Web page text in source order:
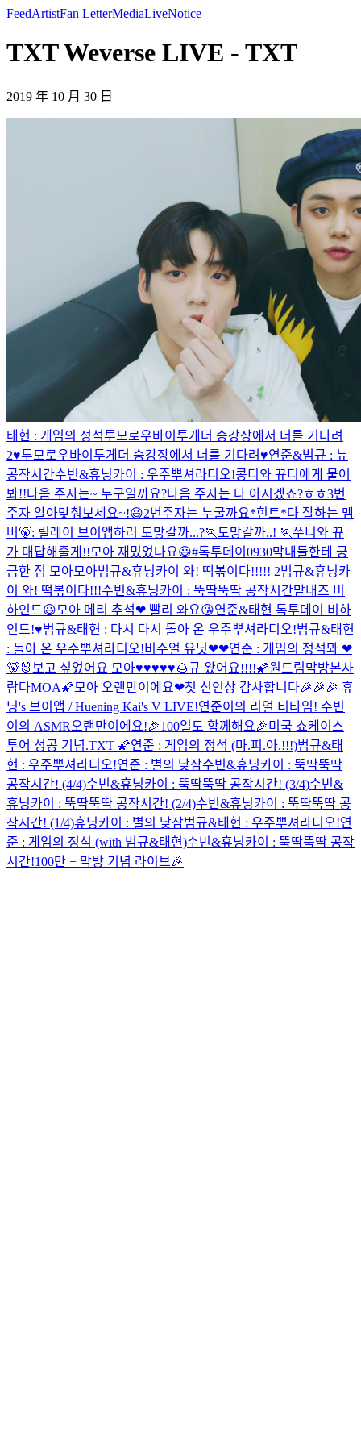
FeedArtistFan LetterMediaLiveNotice
TXT Weverse LIVE - TXT
2019 年 10 月 30 日
태현 : 게임의 정석투모로우바이투게더 승강장에서 너를 기다려
2♥투모로우바이투게더 승강장에서 너를 기다려♥연준&범규 : 뉴
공작시간수빈&휴닝카이 : 우주뿌셔라디오!콩디와 뀨디에게 물어
봐!!다음 주자는~ 누구일까요?다음 주자는 다 아시겠죠?ㅎㅎ3번
주자 알아맞춰보세요~!😃2번주자는 누굴까요*힌트*다 잘하는 멤
버 🐻: 릴레이 브이앱하러 도망갈까...?🏃 도망갈까..! 🏃쭈니와 뀨
가 대답해줄게!!모아 재밌었나요😃#톡투데이0930막내들한테 궁
금한 점 모아모아범규&휴닝카이 와! 떡볶이다!!!!! 2범규&휴닝카
이 와! 떡볶이다!!!수빈&휴닝카이 : 뚝딱뚝딱 공작시간맏내즈 비
하인드😃모아 메리 추석❤ 빨리 와요😘연준&태현 톡투데이 비하
인드!♥범규&태현 : 다시 다시 돌아 온 우주뿌셔라디오!범규&태현
: 돌아 온 우주뿌셔라디오!비주얼 유닛❤❤연준 : 게임의 정석뫄 ❤
🐻🐰 보고 싶었어요 모아♥♥♥♥♥🌰규 왔어요!!!!🌠원드림막방본사
람다MOA🌠모아 오랜만이에요❤첫 신인상 감사합니다🎉🎉🎉 휴
닝's 브이앱 / Huening Kai's V LIVE!연준이의 리얼 티타임! 수빈
이의 ASMR 오랜만이에요!🎉100일도 함께해요🎉미국 쇼케이스
투어 성공 기념.TXT 🌠연준 : 게임의 정석 (마.피.아.!!!)범규&태
현 : 우주뿌셔라디오!연준 : 별의 낮잠수빈&휴닝카이 : 뚝딱뚝딱
공작시간! (4/4)수빈&휴닝카이 : 뚝딱뚝딱 공작시간! (3/4)수빈&
휴닝카이 : 뚝딱뚝딱 공작시간! (2/4)수빈&휴닝카이 : 뚝딱뚝딱 공
작시간! (1/4)휴닝카이 : 별의 낮잠범규&태현 : 우주뿌셔라디오!연
준 : 게임의 정석 (with 범규&태현)수빈&휴닝카이 : 뚝딱뚝딱 공작
시간!100만 + 막방 기념 라이브🎉